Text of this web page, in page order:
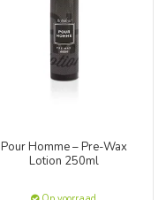
Pour Homme – Pre-Wax
Lotion 250ml